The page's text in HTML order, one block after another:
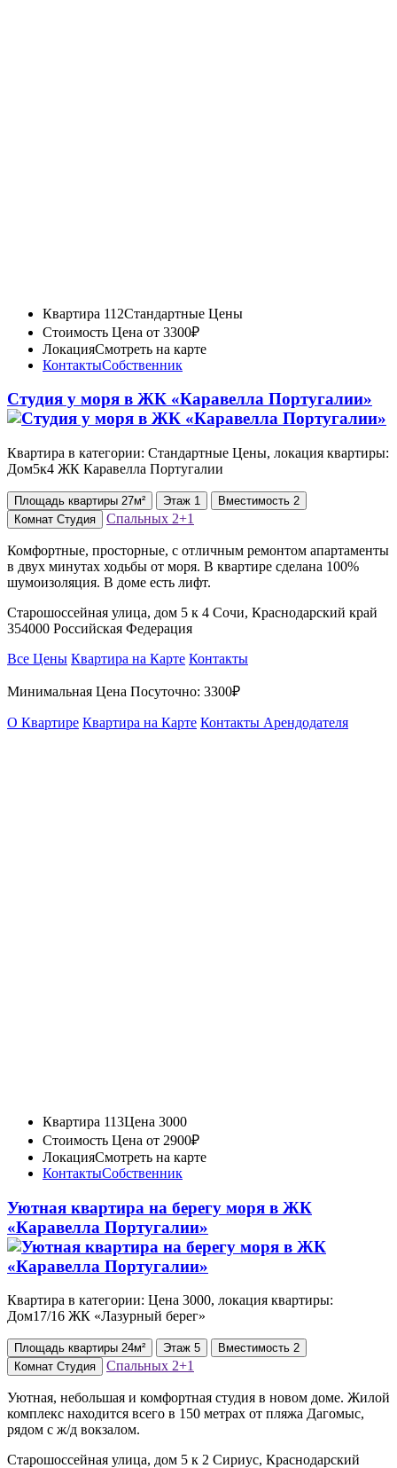
Квартира 112Стандартные Цены
Стоимость Цена от 3300₽
ЛокацияСмотреть на карте
КонтактыСобственник
Студия у моря в ЖК «Каравелла Португалии»
Квартира в категории: Стандартные Цены, локация квартиры:
Дом5к4 ЖК Каравелла Португалии
Площадь квартиры 27м² Этаж 1 Вместимость 2
Комнат Студия Спальных 2+1
Комфортные, просторные, с отличным ремонтом апартаменты
в двух минутах ходьбы от моря. В квартире сделана 100%
шумоизоляция. В доме есть лифт.
Старошоссейная улица, дом 5 к 4 Сочи, Краснодарский край
354000 Российская Федерация
Все Цены Квартира на Карте Контакты
Минимальная Цена Посуточно: 3300₽
О Квартире Квартира на Карте Контакты Арендодателя
Квартира 113Цена 3000
Стоимость Цена от 2900₽
ЛокацияСмотреть на карте
КонтактыСобственник
Уютная квартира на берегу моря в ЖК
«Каравелла Португалии»
Квартира в категории: Цена 3000, локация квартиры:
Дом17/16 ЖК «Лазурный берег»
Площадь квартиры 24м² Этаж 5 Вместимость 2
Комнат Студия Спальных 2+1
Уютная, небольшая и комфортная студия в новом доме. Жилой
комплекс находится всего в 150 метрах от пляжа Дагомыс,
рядом с ж/д вокзалом.
Старошоссейная улица, дом 5 к 2 Сириус, Краснодарский